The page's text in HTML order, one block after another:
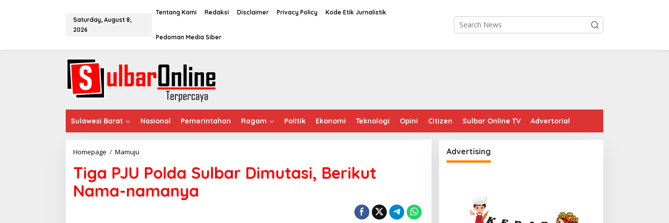
o
Saturday, August 8,
2026
Tentang Kami Redaksi Disclaimer Privacy Policy Kode Etik Jurnalistik
Pedoman Media Siber
Sulawesi Barat Nasional Pemerintahan Ragam Politik Ekonomi Teknologi Opini Citizen Sulbar Online TV Advertorial
Homepage / Mamuju
P
J
Tiga PJU Polda Sulbar Dimutasi, Berikut
Nama-namanya
Advertising